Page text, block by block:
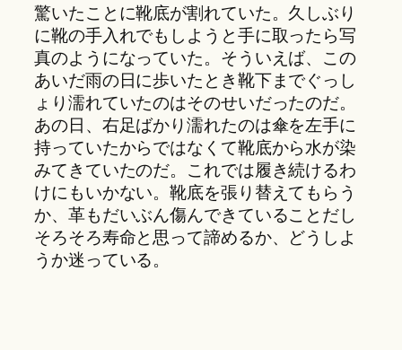
驚いたことに靴底が割れていた。久しぶり
に靴の手入れでもしようと手に取ったら写
真のようになっていた。そういえば、この
あいだ雨の日に歩いたとき靴下までぐっし
ょり濡れていたのはそのせいだったのだ。
あの日、右足ばかり濡れたのは傘を左手に
持っていたからではなくて靴底から水が染
みてきていたのだ。これでは履き続けるわ
けにもいかない。靴底を張り替えてもらう
か、革もだいぶん傷んできていることだし
そろそろ寿命と思って諦めるか、どうしよ
うか迷っている。